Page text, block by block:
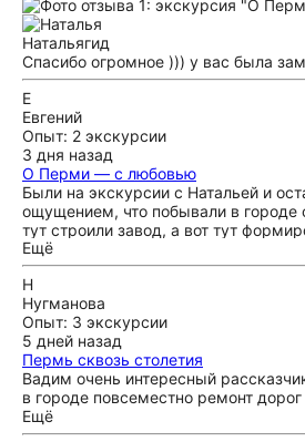
Натальягид
Спасибо огромное ))) у вас была
Е
Евгений
Опыт: 2 экскурсии
3 дня назад
О Перми — с любовью
Были на экскурсии с Натальей и
ощущением, что побывали в городе
тут строили завод, а вот тут
кругом - и при этом ни на секунду
народа - от древних обрядов и
признаться, знали о коми-
который всегда на вес золота:
Спасибо огромное, Наталья! Если
Ещё
Н
Нугманова
Опыт: 3 экскурсии
5 дней назад
Пермь сквозь столетия
Вадим очень интересный
в городе повсеместно ремонт
Ещё